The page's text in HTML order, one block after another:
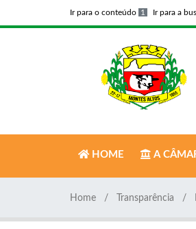
Ir para o conteúdo 1 Ir para a
HOME A
Home Transparência